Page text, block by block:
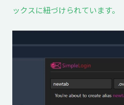
ックスに紐づけられています。